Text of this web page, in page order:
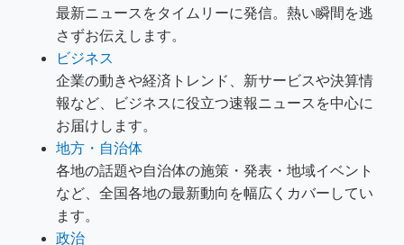
最新ニュースをタイムリーに発信。熱い瞬間を逃
さずお伝えします。
ビジネス
企業の動きや経済トレンド、新サービスや決算情
報など、ビジネスに役立つ速報ニュースを中心に
お届けします。
地方・自治体
各地の話題や自治体の施策・発表・地域イベント
など、全国各地の最新動向を幅広くカバーしてい
ます。
政治